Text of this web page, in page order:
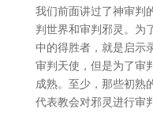
我们前面讲过了神审判
判世界和审判邪灵。为
中的得胜者，就是启示
审判天使，但是为了审
成熟。至少，那些初熟
代表教会对邪灵进行审